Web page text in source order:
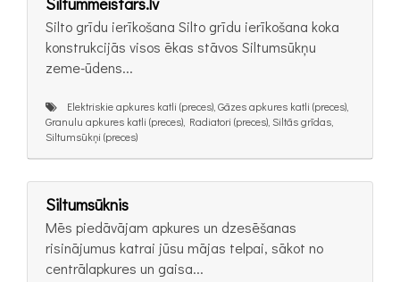
Silto grīdu ierīkošana Silto grīdu ierīkošana koka
konstrukcijās visos ēkas stāvos Siltumsūkņu
zeme-ūdens...
Elektriskie apkures katli (preces), Gāzes apkures katli (preces),
Granulu apkures katli (preces), Radiatori (preces), Siltās grīdas,
Siltumsūkņi (preces)
Siltumsūknis
Mēs piedāvājam apkures un dzesēšanas
risinājumus katrai jūsu mājas telpai, sākot no
centrālapkures un gaisa...